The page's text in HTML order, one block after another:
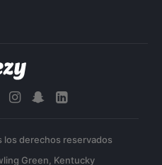
los derechos reservados